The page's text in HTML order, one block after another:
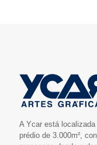
A Ycar está
prédio de 3.000m²,